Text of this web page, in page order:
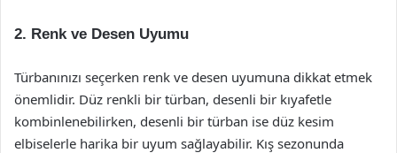
2. Renk ve Desen Uyumu
Türbanınızı seçerken renk ve desen uyumuna dikkat etmek
önemlidir. Düz renkli bir türban, desenli bir kıyafetle
kombinlenebilirken, desenli bir türban ise düz kesim
elbiselerle harika bir uyum sağlayabilir. Kış sezonunda